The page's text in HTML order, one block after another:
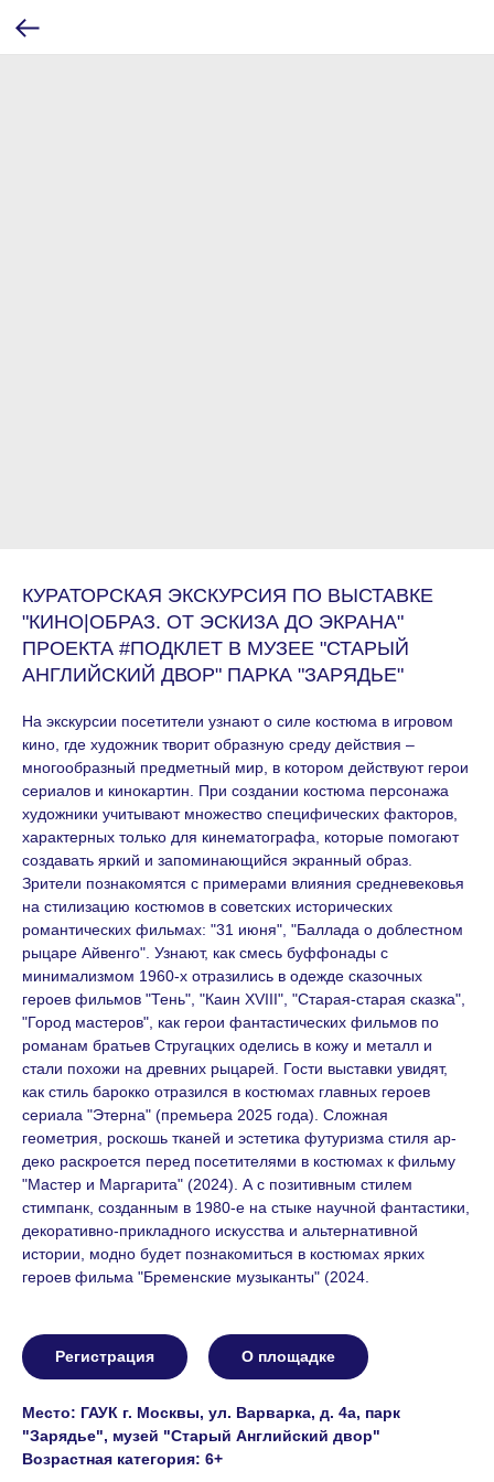
КУРАТОРСКАЯ ЭКСКУРСИЯ ПО ВЫСТАВКЕ
"КИНО|ОБРАЗ. ОТ ЭСКИЗА ДО ЭКРАНА"
ПРОЕКТА #ПОДКЛЕТ В МУЗЕЕ "СТАРЫЙ
АНГЛИЙСКИЙ ДВОР" ПАРКА "ЗАРЯДЬЕ"
На экскурсии посетители узнают о силе костюма в игровом
кино, где художник творит образную среду действия –
многообразный предметный мир, в котором действуют герои
сериалов и кинокартин. При создании костюма персонажа
художники учитывают множество специфических факторов,
характерных только для кинематографа, которые помогают
создавать яркий и запоминающийся экранный образ.
Зрители познакомятся с примерами влияния средневековья
на стилизацию костюмов в советских исторических
романтических фильмах: "31 июня", "Баллада о доблестном
рыцаре Айвенго". Узнают, как смесь буффонады с
минимализмом 1960-х отразились в одежде сказочных
героев фильмов "Тень", "Каин XVIII", "Старая-старая сказка",
"Город мастеров", как герои фантастических фильмов по
романам братьев Стругацких оделись в кожу и металл и
стали похожи на древних рыцарей. Гости выставки увидят,
как стиль барокко отразился в костюмах главных героев
сериала "Этерна" (премьера 2025 года). Сложная
геометрия, роскошь тканей и эстетика футуризма стиля ар-
деко раскроется перед посетителями в костюмах к фильму
"Мастер и Маргарита" (2024). А с позитивным стилем
стимпанк, созданным в 1980-е на стыке научной фантастики,
декоративно-прикладного искусства и альтернативной
истории, модно будет познакомиться в костюмах ярких
героев фильма "Бременские музыканты" (2024.
Регистрация О площадке
Место: ГАУК г. Москвы, ул. Варварка, д. 4а, парк
"Зарядье", музей "Старый Английский двор"
Возрастная категория: 6+